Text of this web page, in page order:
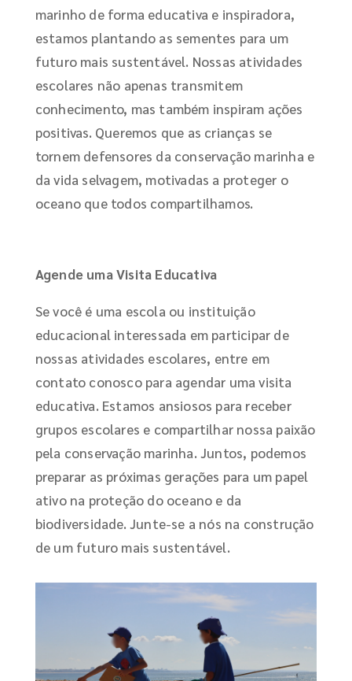
marinho de forma educativa e inspiradora,
estamos plantando as sementes para um
futuro mais sustentável. Nossas atividades
escolares não apenas transmitem
conhecimento, mas também inspiram ações
positivas. Queremos que as crianças se
tornem defensores da conservação marinha e
da vida selvagem, motivadas a proteger o
oceano que todos compartilhamos.
Agende uma Visita Educativa
Se você é uma escola ou instituição
educacional interessada em participar de
nossas atividades escolares, entre em
contato conosco para agendar uma visita
educativa. Estamos ansiosos para receber
grupos escolares e compartilhar nossa paixão
pela conservação marinha. Juntos, podemos
preparar as próximas gerações para um papel
ativo na proteção do oceano e da
biodiversidade. Junte-se a nós na construção
de um futuro mais sustentável.